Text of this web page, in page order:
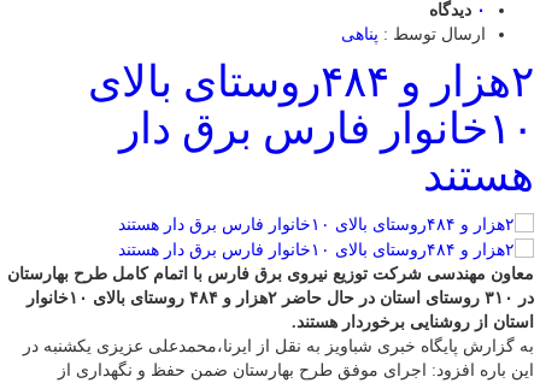
۰ دیدگاه
ارسال توسط : پناهی
۲هزار و ۴۸۴روستای بالای
۱۰خانوار فارس برق دار
هستند
معاون مهندسی شرکت توزیع نیروی برق فارس با اتمام کامل طرح بهارستان
در ۳۱۰ روستای استان در حال حاضر ۲هزار و ۴۸۴ روستای بالای ۱۰خانوار
استان از روشنایی برخوردار هستند.
به گزارش پایگاه خبری شباویز به نقل از ایرنا،محمدعلی عزیزی یکشنبه در
این باره افزود: اجرای موفق طرح بهارستان ضمن حفظ و نگهداری از